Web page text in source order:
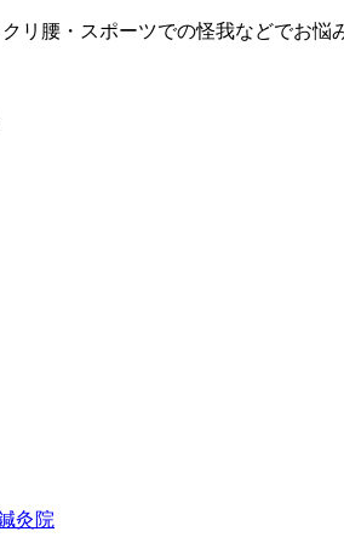
リ腰・スポーツでの怪我などでお悩
灸院